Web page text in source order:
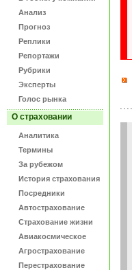
Анализ
Прогноз
Реплики
Репортажи
Рубрики
Эксперты
Голос рынка
О страховании
Аналитика
Термины
За рубежом
История страхования
Посредники
Автострахование
Страхование жизни
Авиакосмическое
Агрострахование
Перестрахование